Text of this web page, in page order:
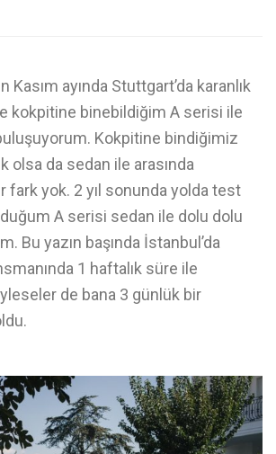
ayında Stuttgart’da karanlık
kokpitine binebildiğim A serisi ile
Kokpitine bindiğimiz
olsa da sedan ile arasında
fark yok. 2 yıl sonunda yolda test
A serisi sedan ile dolu dolu
Bu yazın başında İstanbul’da
1 haftalık süre ile
de bana 3 günlük bir